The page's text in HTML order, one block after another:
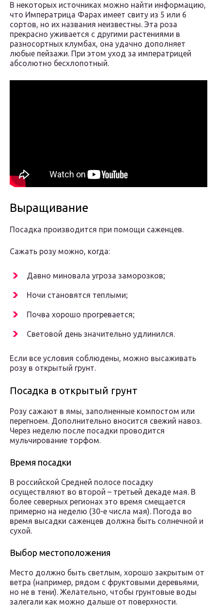
В некоторых источниках можно найти информацию,
что Императрица Фарах имеет свиту из 5 или 6
сортов, но их названия неизвестны. Эта роза
прекрасно уживается с другими растениями в
разносортных клумбах, она удачно дополняет
любые пейзажи. При этом уход за императрицей
абсолютно бесхлопотный.
Выращивание
Посадка производится при помощи саженцев.
Сажать розу можно, когда:
Давно миновала угроза заморозков;
Ночи становятся теплыми;
Почва хорошо прогревается;
Световой день значительно удлинился.
Если все условия соблюдены, можно высаживать
розу в открытый грунт.
Посадка в открытый грунт
Розу сажают в ямы, заполненные компостом или
перегноем. Дополнительно вносится свежий навоз.
Через неделю после посадки проводится
мульчирование торфом.
Время посадки
В российской Средней полосе посадку
осуществляют во второй – третьей декаде мая. В
более северных регионах это время смещается
примерно на неделю (30-е числа мая). Погода во
время высадки саженцев должна быть солнечной и
сухой.
Выбор местоположения
Место должно быть светлым, хорошо закрытым от
ветра (например, рядом с фруктовыми деревьями,
но не в тени). Желательно, чтобы грунтовые воды
залегали как можно дальше от поверхности.